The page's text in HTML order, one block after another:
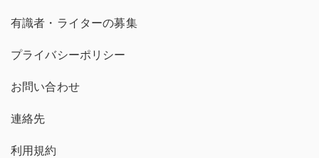
有識者・ライターの募集
プライバシーポリシー
お問い合わせ
連絡先
利用規約